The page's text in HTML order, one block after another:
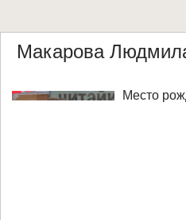
Макарова
Место